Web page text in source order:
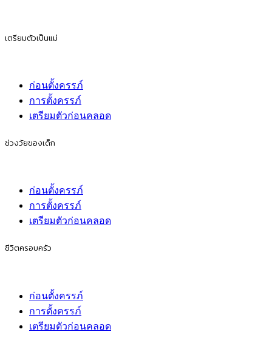
เตรียมตัวเป็นแม่
ก่อนตั้งครรภ์
การตั้งครรภ์
เตรียมตัวก่อนคลอด
ช่วงวัยของเด็ก
ก่อนตั้งครรภ์
การตั้งครรภ์
เตรียมตัวก่อนคลอด
ชีวิตครอบครัว
ก่อนตั้งครรภ์
การตั้งครรภ์
เตรียมตัวก่อนคลอด